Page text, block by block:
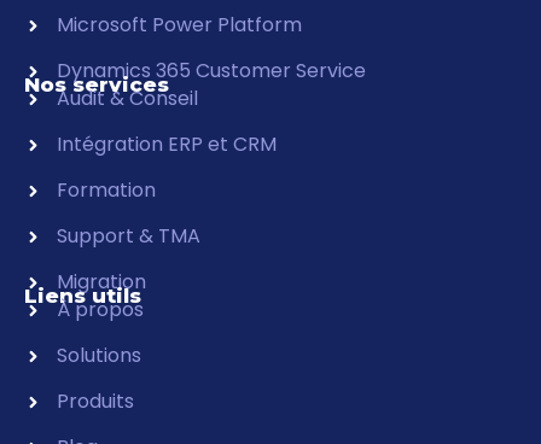
Microsoft Power Platform
Dynamics 365 Customer Service
Nos services
Audit & Conseil
Intégration ERP et CRM
Formation
Support & TMA
Migration
Liens utils
À propos
Solutions
Produits